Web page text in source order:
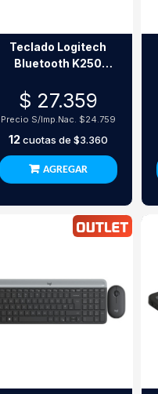
Teclado Logitech
Bluetooth K250
$ 27.359
Precio S/Imp.Nac. $24.759
12cuotas de $3.360
AGREGAR